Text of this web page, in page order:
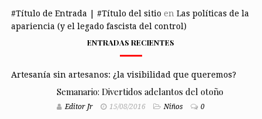
#Título de Entrada | #Título del sitio en Las políticas de la
apariencia (y el legado fascista del control)
ENTRADAS RECIENTES
Artesanía sin artesanos: ¿la visibilidad que queremos?
Semanario: Divertidos adelantos del otoño
Editor Jr 15/08/2016 Niños 0